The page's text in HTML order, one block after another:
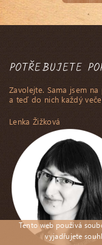
POTŘEBUJETE
Zavolejte. Sama jsem
a teď do nich každý
Lenka Žižková
Tento web používá
vyjadřujete